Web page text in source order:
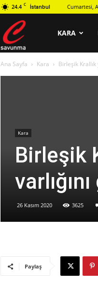
24.4 C İstanbul Cumartesi,
KARA
Ana Sayfa Kara Birleşik Krallık
Kara
Birleşik
26 Kasım 2020 3625
Paylaş